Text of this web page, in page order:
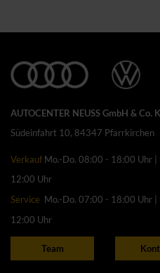
AUTOCENTER NEUSS GmbH & Co.
Südeinfahrt 10, 84347 Pfarrkirchen
Verkauf Mo.-Do. 08:00 - 18:00 Uhr
12:00 Uhr
Service Mo.-Do. 07:00 - 18:00 Uhr
12:00 Uhr
Team